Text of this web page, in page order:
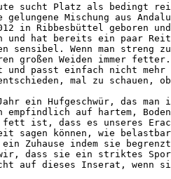
sucht Platz als bedingt
Mischung aus
in Ribbesbüttel geboren
hat bereits ein paar
sensibel. Wenn man
großen Weiden immer
passt einfach nicht mehr
entschieden, mal zu
ein Hufgeschwür, das man
empfindlich auf hartem,
ist, dass es unseres
sagen können, wie
ein Zuhause indem sie
dass sie ein striktes
auf dieses Inserat, wenn